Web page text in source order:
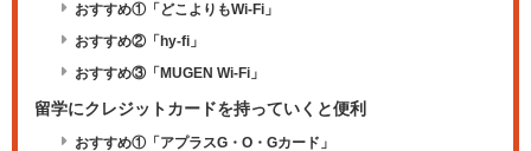
おすすめ①「どこよりもWi-Fi」
おすすめ②「hy-fi」
おすすめ③「MUGEN Wi-Fi」
留学にクレジットカードを持っていくと便利
おすすめ①「アプラスG・O・Gカード」